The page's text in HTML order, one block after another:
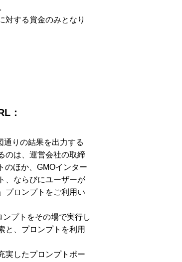
対する賞金のみとなり
：
りの結果を出力する
のは、運営会社の取締
のほか、GMOインター
、ならびにユーザーが
プロンプトをご利用い
プトをその場で実行し
と、プロンプトを利用
実したプロンプトポー